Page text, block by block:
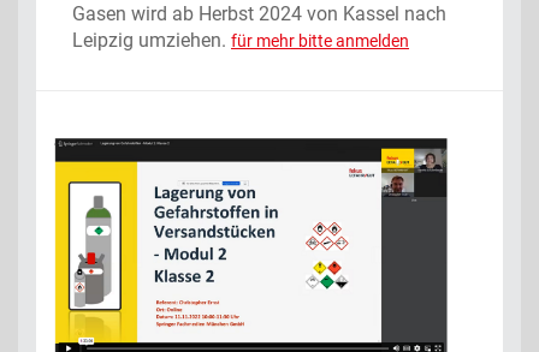
Gasen wird ab Herbst 2024 von Kassel nach
Leipzig umziehen. für mehr bitte anmelden